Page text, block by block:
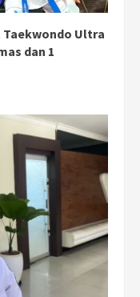
Ultra
dan 1